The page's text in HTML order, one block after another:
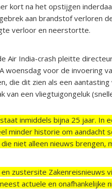
kort na het opstijgen
aan brandstof verloren
verloor en neerstortte.
Air India-crash pleitte
woensdag voor de invoering
die dit zien als een
van een vliegtuigongeluk
inmiddels bijna 25 jaar. In
minder historie om aandacht
niet alleen nieuws brengen,
zustersite Zakenreisnieuws
actuele en onafhankelijke